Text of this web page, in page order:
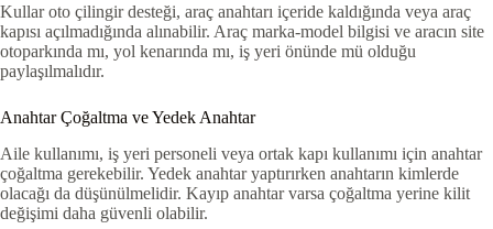
Kullar oto çilingir desteği, araç anahtarı içeride kaldığında veya araç
kapısı açılmadığında alınabilir. Araç marka-model bilgisi ve aracın site
otoparkında mı, yol kenarında mı, iş yeri önünde mü olduğu
paylaşılmalıdır.
Anahtar Çoğaltma ve Yedek Anahtar
Aile kullanımı, iş yeri personeli veya ortak kapı kullanımı için anahtar
çoğaltma gerekebilir. Yedek anahtar yaptırırken anahtarın kimlerde
olacağı da düşünülmelidir. Kayıp anahtar varsa çoğaltma yerine kilit
değişimi daha güvenli olabilir.